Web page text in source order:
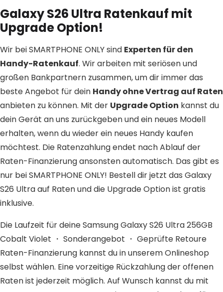
Galaxy S26 Ultra Ratenkauf mit
Upgrade Option!
Wir bei SMARTPHONE ONLY sind Experten für den
Handy-Ratenkauf. Wir arbeiten mit seriösen und
großen Bankpartnern zusammen, um dir immer das
beste Angebot für dein Handy ohne Vertrag auf Raten
anbieten zu können. Mit der Upgrade Option kannst du
dein Gerät an uns zurückgeben und ein neues Modell
erhalten, wenn du wieder ein neues Handy kaufen
möchtest. Die Ratenzahlung endet nach Ablauf der
Raten-Finanzierung ansonsten automatisch. Das gibt es
nur bei SMARTPHONE ONLY! Bestell dir jetzt das Galaxy
S26 Ultra auf Raten und die Upgrade Option ist gratis
inklusive.
Die Laufzeit für deine Samsung Galaxy S26 Ultra 256GB
Cobalt Violet ・ Sonderangebot ・ Geprüfte Retoure
Raten-Finanzierung kannst du in unserem Onlineshop
selbst wählen. Eine vorzeitige Rückzahlung der offenen
Raten ist jederzeit möglich. Auf Wunsch kannst du mit